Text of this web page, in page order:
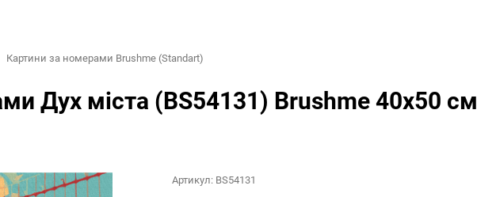
Картини за номерами Brushme (Standart)
Дух міста (BS54131) Brushme 40x50 см
Артикул: BS54131